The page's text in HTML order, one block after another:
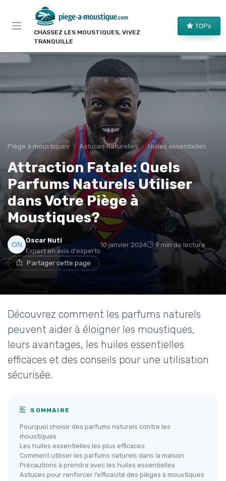
CHASSEZ LES MOUSTIQUES, VIVEZ
TRANQUILLE
TOPs
Piège à moustiques Astuces naturelles Huiles essentielles
Attraction Fatale: Quels
Parfums Naturels Utiliser
dans Votre Piège à
Moustiques?
Oscar Nuti
Expert en avis d'experts
10 janvier 2024 9 min de lecture
Partager cette page
Découvrez comment les parfums naturels
peuvent aider à éloigner les moustiques,
leurs avantages, les huiles essentielles
efficaces et des conseils pour une utilisation
sécurisée.
SOMMAIRE
Pourquoi choisir des parfums naturels contre les
moustiques
Les huiles essentielles les plus efficaces
Comment utiliser les parfums naturels dans la maison
Précautions à prendre avec les huiles essentielles
Astuces pour renforcer l’efficacité des pièges à moustiques
Panneau de gestion des cookies